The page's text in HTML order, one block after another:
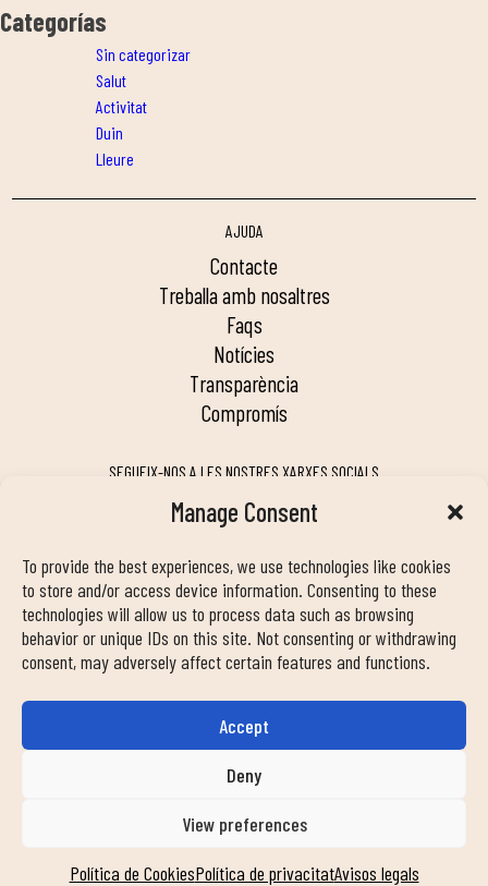
Manage Consent
To provide the best experiences, we use technologies like cookies
to store and/or access device information. Consenting to these
technologies will allow us to process data such as browsing
behavior or unique IDs on this site. Not consenting or withdrawing
consent, may adversely affect certain features and functions.
Accept
Deny
View preferences
Política de CookiesPolítica de privacitatAvisos legals
Categorías
Sin categorizar
Salut
Activitat
Duin
Lleure
AJUDA
contacte
treballa amb nosaltres
faqs
notícies
transparència
compromís
SEGUEIX-NOS A LES NOSTRES XARXES SOCIALS
MY DUIN APP
INFORMACIÓ DE CONTACTE
Política de privacitat Política de Cookies
© Copyright 2024 Duin Club. Tots els drets reservats